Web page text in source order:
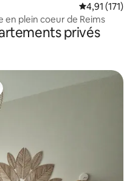
Évaluation
4,91 (171)
plein coeur de Reims
privés
appréciés